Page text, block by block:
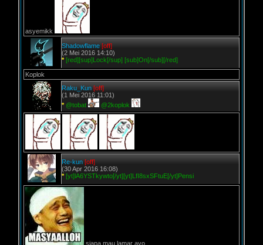
asyemikk
Shadowflame [off]
(2 Mei 2016 14:10)
* [red][sup]Lock[/sup] [sub]On[/sub][/red]
Koplok
Raku_Kun [off]
(1 Mei 2016 11:01)
* @tobat @2koplok
Re-kun [off]
(30 Apr 2016 16:08)
* [yt]lA6YSTkywto[/yt][yt]LfI8sxSFtuE[/yt]Pensi
siapa mau lamar ayo